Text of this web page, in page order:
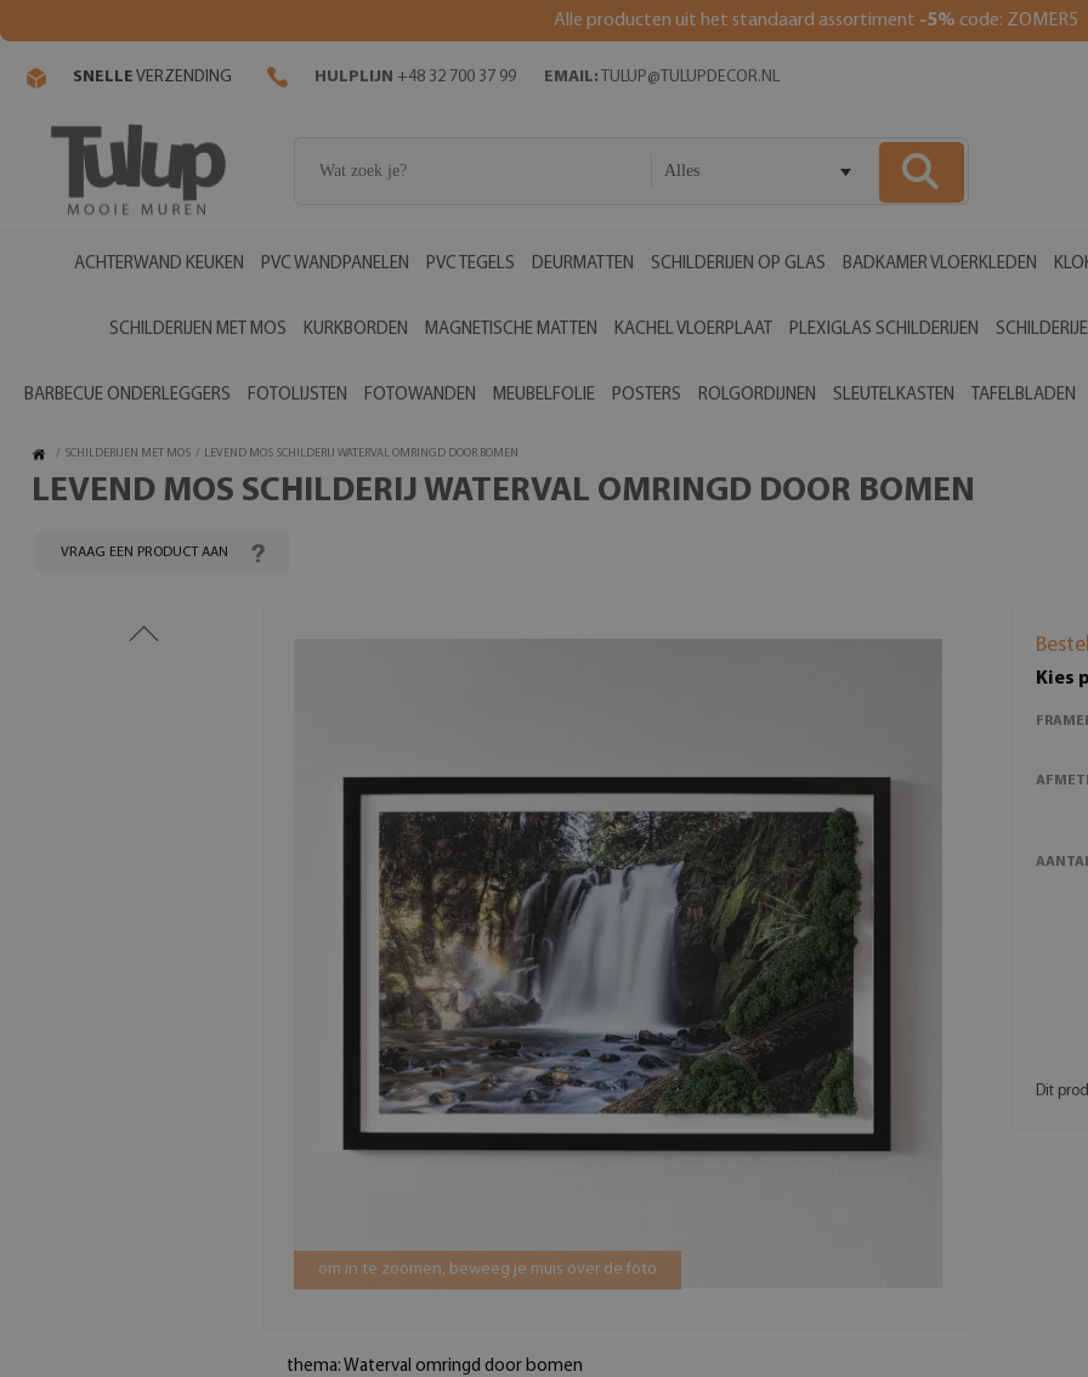
Alle producten uit het standaard assortiment -5% code: ZOMER5
SNELLE VERZENDING HULPLIJN +48 32 700 37 99 EMAIL: TULUP@TULUPDECOR.NL
Alles
ACHTERWAND KEUKEN PVC WANDPANELEN PVC TEGELS DEURMATTEN SCHILDERIJEN OP GLAS BADKAMER VLOERKLEDEN
SCHILDERIJEN MET MOS KURKBORDEN MAGNETISCHE MATTEN KACHEL VLOERPLAAT PLEXIGLAS SCHILDERIJEN
BARBECUE ONDERLEGGERS FOTOLIJSTEN FOTOWANDEN MEUBELFOLIE POSTERS ROLGORDIJNEN SLEUTELKASTEN TAFELBLADEN
/ SCHILDERIJEN MET MOS / LEVEND MOS SCHILDERIJ WATERVAL OMRINGD DOOR BOMEN
LEVEND MOS SCHILDERIJ WATERVAL OMRINGD DOOR BOMEN
VRAAG EEN PRODUCT AAN
om in te zoomen, beweeg je muis over de foto
thema: Waterval omringd door bomen
Kies
Dit